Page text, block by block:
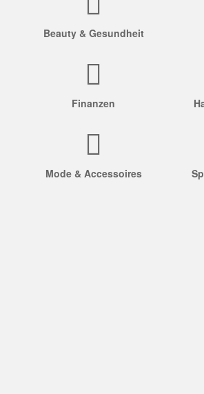
Beauty & Gesundheit
Finanzen
Mode & Accessoires